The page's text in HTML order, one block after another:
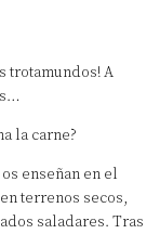
trotamundos! A
la carne?
enseñan en el
terrenos secos,
saladares. Tras